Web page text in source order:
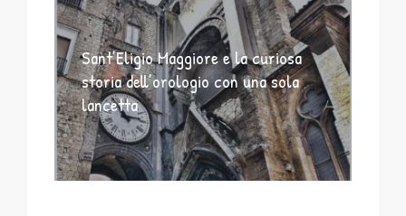
Sant’Eligio Maggiore e la curiosa
storia dell’orologio con una sola
lancetta